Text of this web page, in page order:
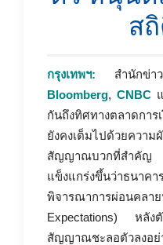
ส
กรุงเทพฯ: สำนักข่าว
Bloomberg, CNBCแ
กันถึงทิศทางตลาดการ
ยังคงเต็มไปด้วยค
สัญญาณบวกที่สำคัญ
แข็งแกร่งขึ้นว่าธนา
พิจารณาการผ่อนคลาย
Expectations) หลัง
สัญญาณชะลอตัวลงอย่